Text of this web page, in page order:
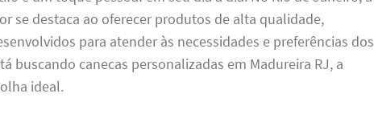
se destaca ao oferecer produtos de alta qualidade,
para atender às necessidades e preferências dos
buscando canecas personalizadas em Madureira RJ, a
ideal.